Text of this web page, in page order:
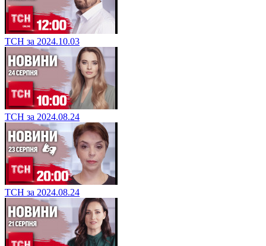
ТСН за 2024.10.03
ТСН за 2024.08.24
ТСН за 2024.08.24